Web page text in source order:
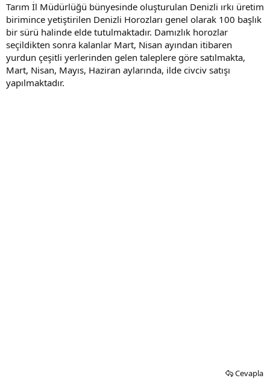
Tarım İl Müdürlüğü bünyesinde oluşturulan Denizli ırkı üretim
birimince yetiştirilen Denizli Horozları genel olarak 100 başlık
bir sürü halinde elde tutulmaktadır. Damızlık horozlar
seçildikten sonra kalanlar Mart, Nisan ayından itibaren
yurdun çeşitli yerlerinden gelen taleplere göre satılmakta,
Mart, Nisan, Mayıs, Haziran aylarında, ilde civciv satışı
yapılmaktadır.
Cevapla